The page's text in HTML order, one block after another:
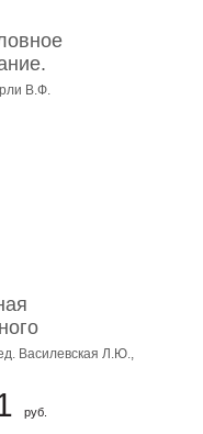
В.Ф.
Василевская Л.Ю.,
руб.